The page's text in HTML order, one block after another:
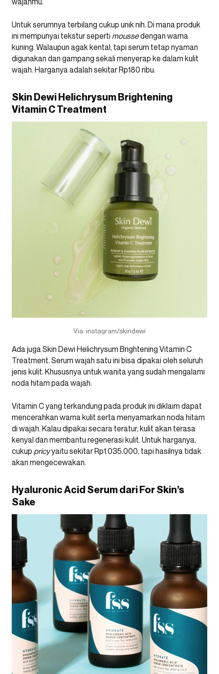
Untuk serumnya terbilang cukup unik nih. Di mana produk
ini mempunyai tekstur seperti moussedengan warna
kuning. Walaupun agak kental, tapi serum tetap nyaman
digunakan dan gampang sekali menyerap ke dalam kulit
wajah. Harganya adalah sekitar Rp180 ribu.
Skin Dewi Helichrysum Brightening
Vitamin C Treatment
Via: instagram/skindewi
Ada juga Skin Dewi Helichrysum Brightening Vitamin C
Treatment. Serum wajah satu ini bisa dipakai oleh seluruh
jenis kulit. Khususnya untuk wanita yang sudah mengalami
noda hitam pada wajah.
Vitamin C yang terkandung pada produk ini diklaim dapat
mencerahkan warna kulit serta menyamarkan noda hitam
di wajah. Kalau dipakai secara teratur, kulit akan terasa
kenyal dan membantu regenerasi kulit. Untuk harganya,
cukup pricyyaitu sekitar Rp1.035.000, tapi hasilnya tidak
akan mengecewakan.
Hyaluronic Acid Serum dari For Skin’s
Sake